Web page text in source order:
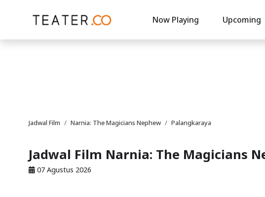
Now Playing Upcoming
Jadwal Film Narnia: The Magicians Nephew Palangkaraya
Jadwal Film Narnia: The Magicians
07 Agustus 2026